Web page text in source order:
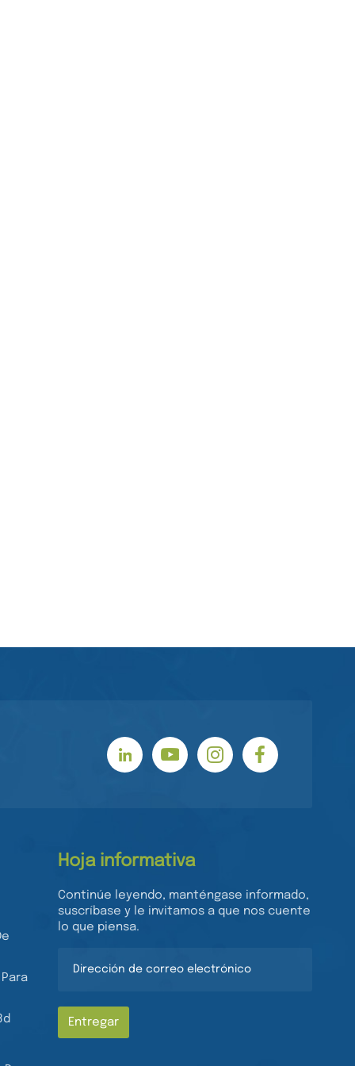
Hoja informativa
Continúe leyendo, manténgase informado,
suscríbase y le invitamos a que nos cuente
lo que piensa.
Entregar